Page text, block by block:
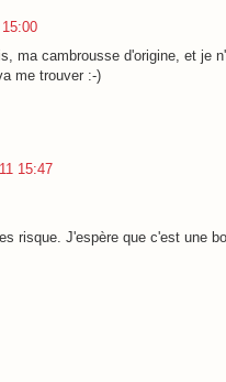
ma cambrousse d'origine, et je
me trouver :-)
15:47
risque. J'espère que c'est une